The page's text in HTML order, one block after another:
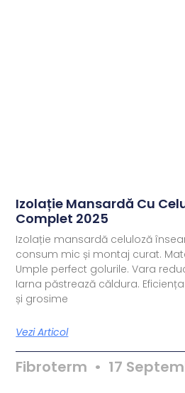
Izolație Mansardă Cu
Complet 2025
Izolație mansardă celuloză
consum mic și montaj curat.
Umple perfect golurile. Vara
Iarna păstrează căldura.
și grosime
Vezi Articol
Fibroterm 17